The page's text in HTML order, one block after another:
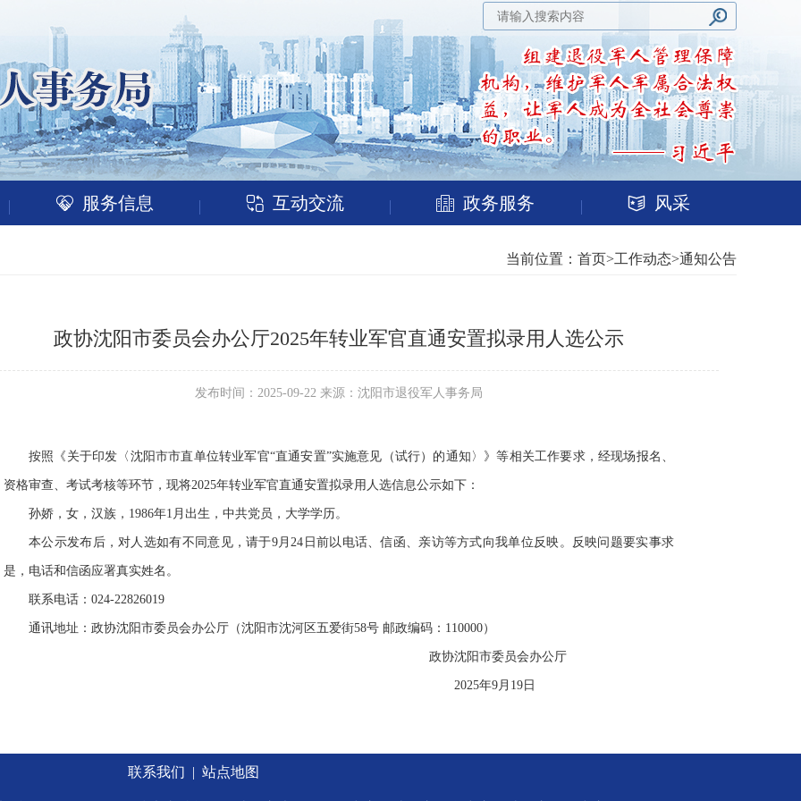
服务信息 互动交流 政务服务 风采
当前位置： 首页>工作动态>通知公告
政协沈阳市委员会办公厅2025年转业军官直通安置拟录用人选公示
发布时间：2025-09-22 来源：沈阳市退役军人事务局
按照《关于印发〈沈阳市市直单位转业军官“直通安置”实施意见（试行）的通知〉》等相关工作要求，经现场报名、
资格审查、考试考核等环节，现将2025年转业军官直通安置拟录用人选信息公示如下：
孙娇，女，汉族，1986年1月出生，中共党员，大学学历。
本公示发布后，对人选如有不同意见，请于9月24日前以电话、信函、亲访等方式向我单位反映。反映问题要实事求
是，电话和信函应署真实姓名。
联系电话：024-22826019
通讯地址：政协沈阳市委员会办公厅（沈阳市沈河区五爱街58号 邮政编码：110000）
政协沈阳市委员会办公厅
2025年9月19日
联系我们 | 站点地图